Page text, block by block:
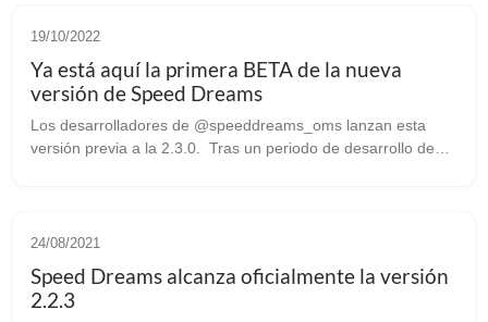
19/10/2022
Ya está aquí la primera BETA de la nueva
versión de Speed Dreams
Los desarrolladores de @speeddreams_oms lanzan esta
versión previa a la 2.3.0. Tras un periodo de desarrollo de
24/08/2021
Speed Dreams alcanza oficialmente la versión
2.2.3